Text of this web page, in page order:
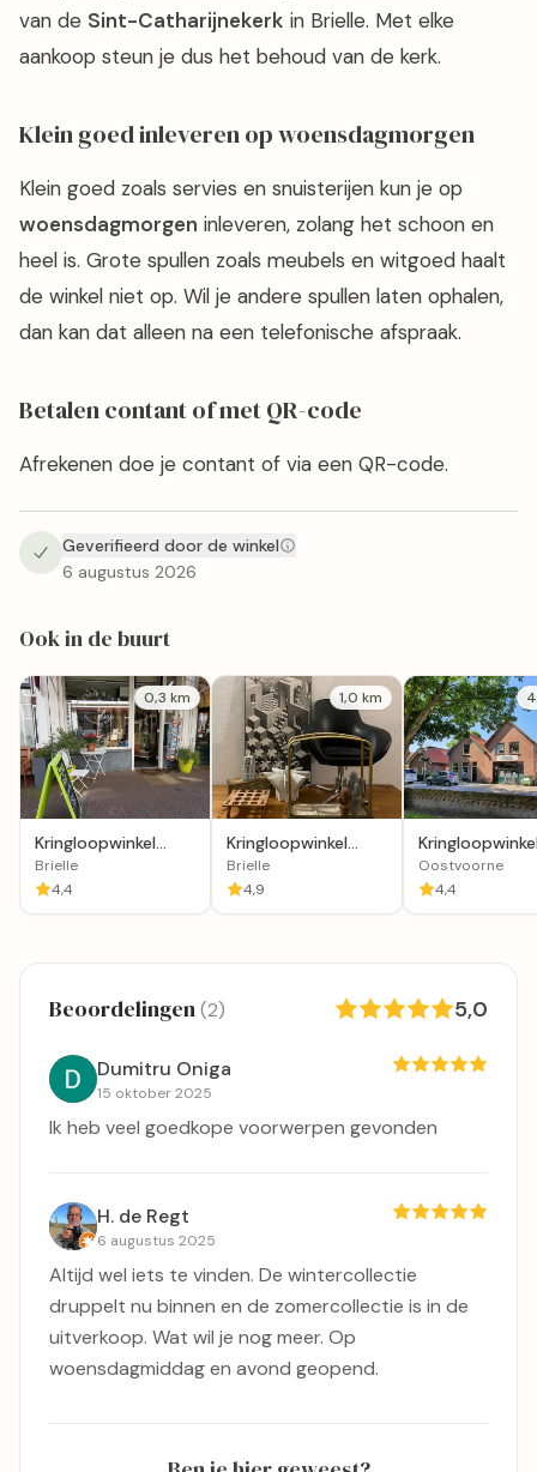
van de Sint-Catharijnekerk in Brielle. Met elke
aankoop steun je dus het behoud van de kerk.
Klein goed inleveren op woensdagmorgen
Klein goed zoals servies en snuisterijen kun je op
woensdagmorgen inleveren, zolang het schoon en
heel is. Grote spullen zoals meubels en witgoed haalt
de winkel niet op. Wil je andere spullen laten ophalen,
dan kan dat alleen na een telefonische afspraak.
Betalen contant of met QR-code
Afrekenen doe je contant of via een QR-code.
Geverifieerd door de winkel
6 augustus 2026
Ook in de buurt
0,3 km
Kringloopwinkel
Cheap & Co in
Brielle
Brielle
4,4
1,0 km
Kringloopwinkel
Nummer7andermaal
in Brielle
Brielle
4,9
Vervolg in
Oostvoorne
Oostvoorne
4,4
Beoordelingen(2) 5,0
Dumitru Oniga
15 oktober 2025
Ik heb veel goedkope voorwerpen gevonden
H. de Regt
6 augustus 2025
Altijd wel iets te vinden. De wintercollectie
druppelt nu binnen en de zomercollectie is in de
uitverkoop. Wat wil je nog meer. Op
woensdagmiddag en avond geopend.